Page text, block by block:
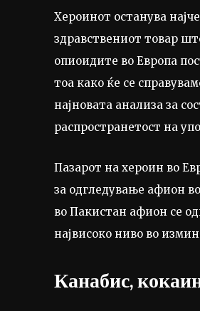
Хероинот останува
здравствениот товар
опиоидите во Европа
тоа како ќе се
најновата анализа за
распространетост на
Пазарот на хероин во
за одгледување афион
во Пакистан афион се
највисоко ниво во
Канабис,